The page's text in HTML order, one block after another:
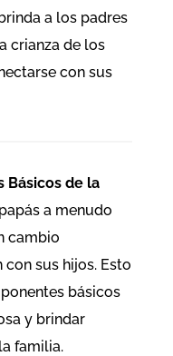
a los padres
crianza de los
con sus
Básicos de la
a menudo
cambio
sus hijos. Esto
básicos
y brindar
familia.